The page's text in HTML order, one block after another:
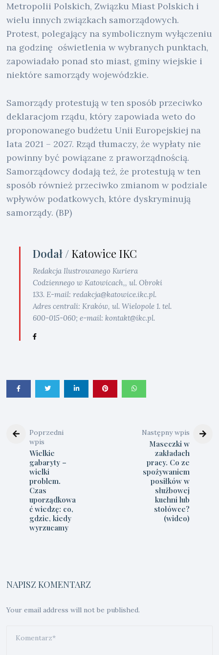
Metropolii Polskich, Związku Miast Polskich i
wielu innych związkach samorządowych.
Protest, polegający na symbolicznym wyłączeniu
na godzinę oświetlenia w wybranych punktach,
zapowiadało ponad sto miast, gminy wiejskie i
niektóre samorządy wojewódzkie.
Samorządy protestują w ten sposób przeciwko
deklaracjom rządu, który zapowiada weto do
proponowanego budżetu Unii Europejskiej na
lata 2021 – 2027. Rząd tłumaczy, że wypłaty nie
powinny być powiązane z praworządnością.
Samorządowcy dodają też, że protestują w ten
sposób również przeciwko zmianom w podziale
wpływów podatkowych, które dyskryminują
samorządy. (BP)
Dodał / Katowice IKC
Redakcja Ilustrowanego Kuriera
Codziennego w Katowicach,, ul. Obroki
133. E-mail: redakcja@katowice.ikc.pl.
Adres centrali: Kraków, ul. Wielopole 1. tel.
600-015-060; e-mail: kontakt@ikc.pl.
Poprzedni
wpis
Wielkie
gabaryty –
wielki
problem.
Czas
uporządkowa
ć wiedzę: co,
gdzie, kiedy
wyrzucamy
Następny wpis
Maseczki w
zakładach
pracy. Co ze
spożywaniem
posiłków w
służbowej
kuchni lub
stołówce?
(wideo)
NAPISZ KOMENTARZ
Your email address will not be published.